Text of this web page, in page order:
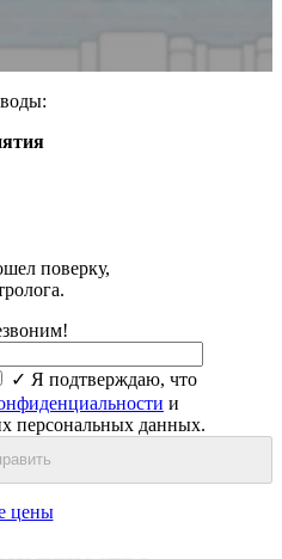
поверку,
✓ Я подтверждаю, что
и
персональных данных.
цены